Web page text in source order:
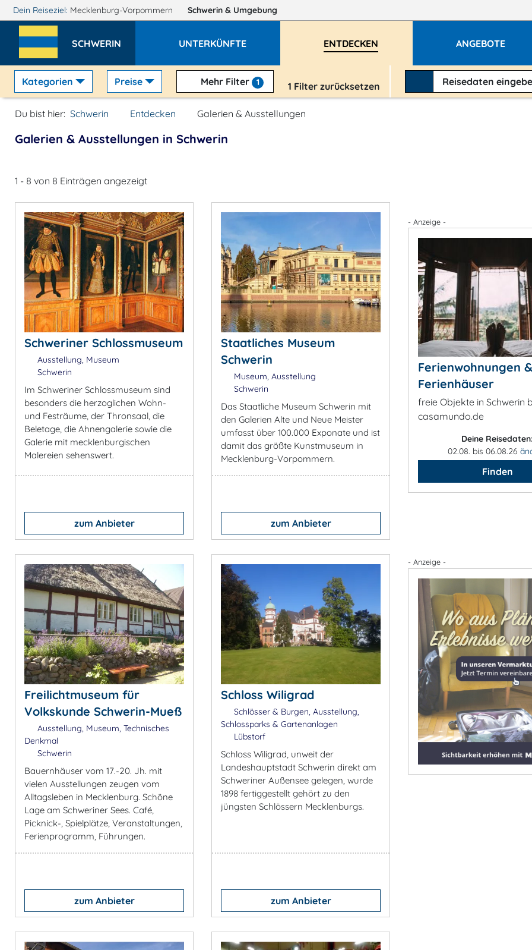
Dein Reiseziel: Mecklenburg-Vorpommern Schwerin & Umgebung
SCHWERIN UNTERKÜNFTE ENTDECKEN ANGEBOTE
Kategorien Preise Mehr Filter 1 1 Filter zurücksetzen Reisedaten
Du bist hier: Schwerin Entdecken Galerien & Ausstellungen
Galerien & Ausstellungen in Schwerin
1 - 8 von 8 Einträgen angezeigt
Schweriner Schlossmuseum
Ausstellung, Museum
Schwerin
Im Schweriner Schlossmuseum sind
besonders die herzoglichen Wohn-
und Festräume, der Thronsaal, die
Beletage, die Ahnengalerie sowie die
Galerie mit mecklenburgischen
Malereien sehenswert.
zum Anbieter
Staatliches Museum
Schwerin
Museum, Ausstellung
Schwerin
Das Staatliche Museum Schwerin mit
den Galerien Alte und Neue Meister
umfasst über 100.000 Exponate und ist
damit das größte Kunstmuseum in
Mecklenburg-Vorpommern.
zum Anbieter
- Anzeige -
Ferienwohnungen &
Ferienhäuser
freie Objekte in Schwerin
casamundo.de
Deine
02.08. bis 06.08.26
Finden
Freilichtmuseum für
Volkskunde Schwerin-Mueß
Ausstellung, Museum, Technisches
Denkmal
Schwerin
Bauernhäuser vom 17.-20. Jh. mit
vielen Ausstellungen zeugen vom
Alltagsleben in Mecklenburg. Schöne
Lage am Schweriner Sees. Café,
Picknick-, Spielplätze, Veranstaltungen,
Ferienprogramm, Führungen.
zum Anbieter
Schloss Wiligrad
Schlösser & Burgen, Ausstellung,
Schlossparks & Gartenanlagen
Lübstorf
Schloss Wiligrad, unweit der
Landeshauptstadt Schwerin direkt am
Schweriner Außensee gelegen, wurde
1898 fertiggestellt gehört zu den
jüngsten Schlössern Mecklenburgs.
zum Anbieter
- Anzeige -